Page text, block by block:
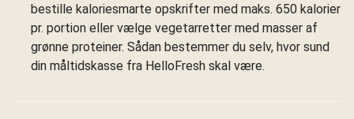
bestille kaloriesmarte opskrifter med maks. 650 kalorier
pr. portion eller vælge vegetarretter med masser af
grønne proteiner. Sådan bestemmer du selv, hvor sund
din måltidskasse fra HelloFresh skal være.